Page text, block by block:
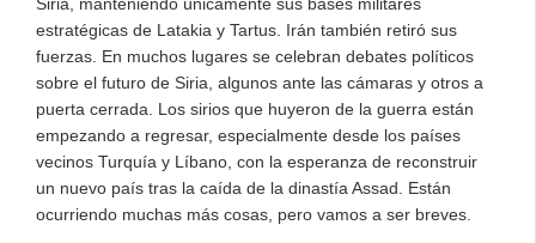
estratégicas de Latakia y Tartus. Irán también retiró sus
fuerzas. En muchos lugares se celebran debates políticos
sobre el futuro de Siria, algunos ante las cámaras y otros a
puerta cerrada. Los sirios que huyeron de la guerra están
empezando a regresar, especialmente desde los países
vecinos Turquía y Líbano, con la esperanza de reconstruir
un nuevo país tras la caída de la dinastía Assad. Están
ocurriendo muchas más cosas, pero vamos a ser breves.